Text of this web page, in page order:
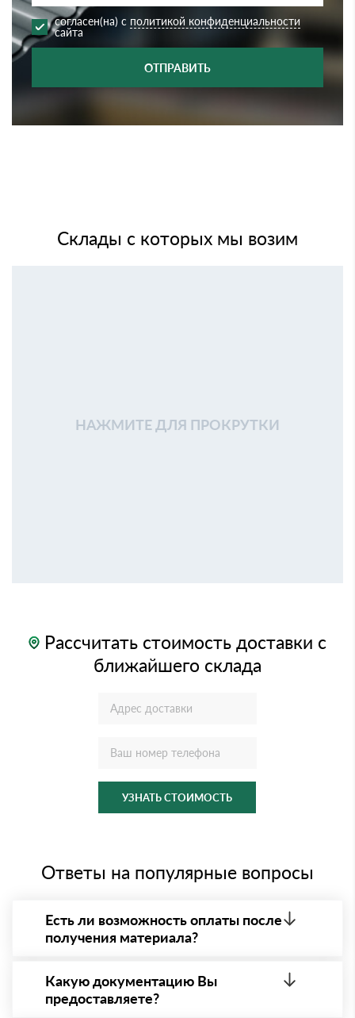
согласен(на) с политикой конфиденциальности
сайта
ОТПРАВИТЬ
Склады с которых мы возим
НАЖМИТЕ ДЛЯ ПРОКРУТКИ
Рассчитать стоимость доставки с
ближайшего склада
УЗНАТЬ СТОИМОСТЬ
Ответы на популярные вопросы
Есть ли возможность оплаты после
получения материала?
- оплата по факту получения товара. При этом,
если доставленный товар был ненадлежащего
качества, то Вы вправе от него отказаться.
Какую документацию Вы
предоставляете?